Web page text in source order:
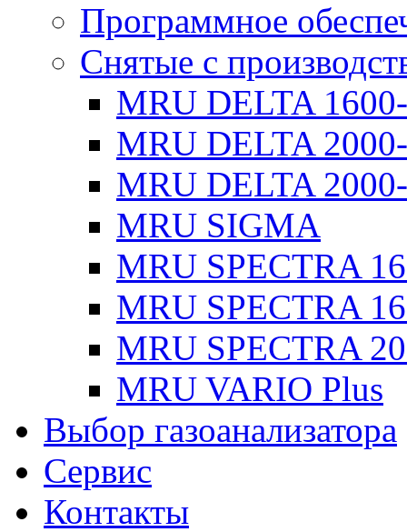
Программное
Снятые с
MRU DELTA
MRU DELTA
MRU DELTA
MRU SIGMA
MRU SPECTRA
MRU SPECTRA
MRU SPECTRA
MRU VARIO Plus
Выбор газоанализатора
Сервис
Контакты